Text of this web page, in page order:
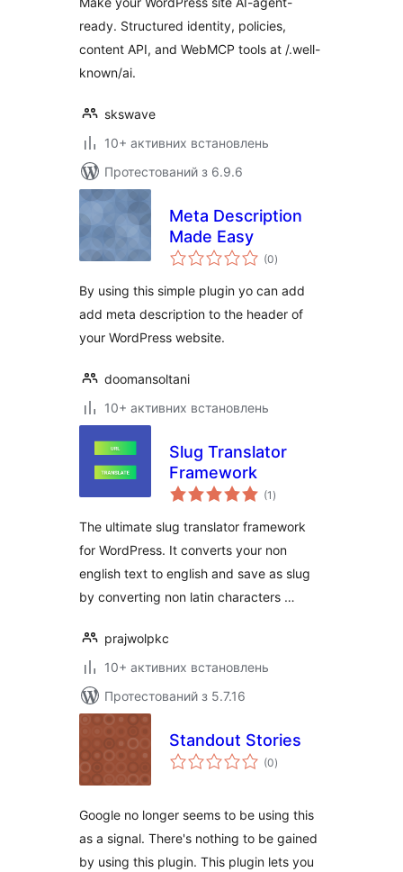
ready. Structured identity, policies,
content API, and WebMCP tools at /.well-
known/ai.
skswave
10+ активних встановлень
Протестований з 6.9.6
Meta Description
Made Easy
(0загальний
рейтинг
)
By using this simple plugin yo can add
add meta description to the header of
your WordPress website.
doomansoltani
10+ активних встановлень
Slug Translator
Framework
(1 загальний
рейтинг
)
The ultimate slug translator framework
for WordPress. It converts your non
english text to english and save as slug
by converting non latin characters …
prajwolpkc
10+ активних встановлень
Протестований з 5.7.16
Standout Stories
(0загальний
рейтинг
)
Google no longer seems to be using this
as a signal. There's nothing to be gained
by using this plugin. This plugin lets you